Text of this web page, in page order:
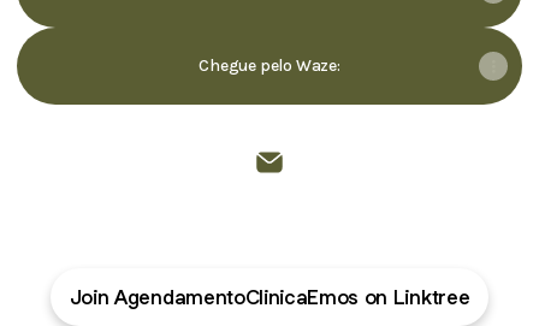
Chegue pelo Waze:
Join AgendamentoClinicaEmos on Linktree